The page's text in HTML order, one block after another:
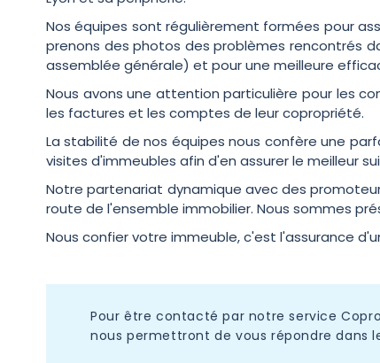
Nos équipes sont régulièrement formées pour
prenons des photos des problèmes rencontrés
assemblée générale) et pour une meilleure
Nous avons une attention particulière pour les
les factures et les comptes de leur copropriété.
La stabilité de nos équipes nous confère une
visites d'immeubles afin d'en assurer le meilleur
Notre partenariat dynamique avec des
route de l'ensemble immobilier. Nous sommes
Nous confier votre immeuble, c'est l'assurance
Pour être contacté par notre service
nous permettront de vous répondre dans